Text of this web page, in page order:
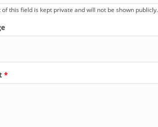
of this field is kept private and will not be shown publicly.
*